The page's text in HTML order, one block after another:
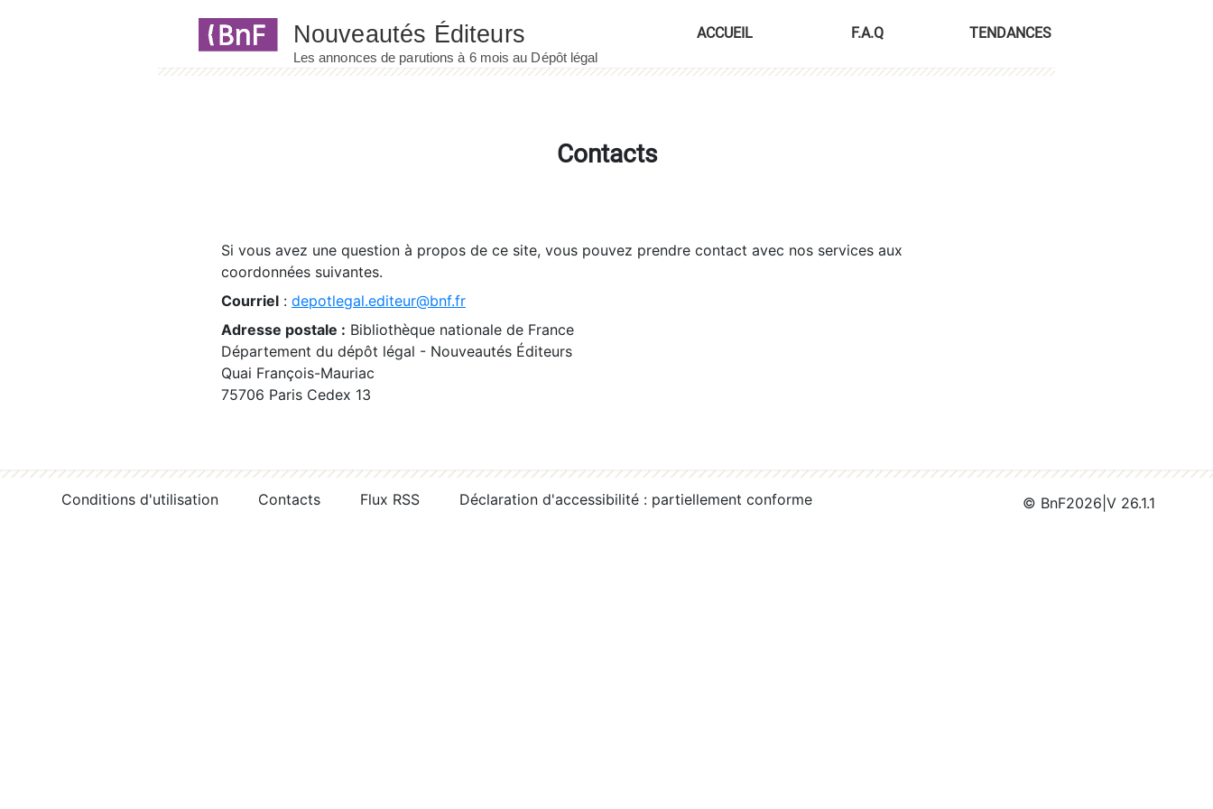
ACCUEIL F.A.Q TENDANCES
Contacts
Si vous avez une question à propos de ce site, vous pouvez prendre contact avec nos services aux
coordonnées suivantes.
Courriel : depotlegal.editeur@bnf.fr
Adresse postale : Bibliothèque nationale de France
Département du dépôt légal - Nouveautés Éditeurs
Quai François-Mauriac
75706 Paris Cedex 13
Conditions d'utilisation Contacts Flux RSS Déclaration d'accessibilité : partiellement conforme © BnF2026 V 26.1.1